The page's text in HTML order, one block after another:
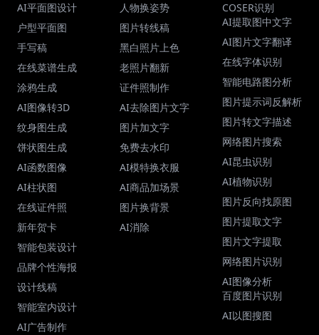
AI平面图设计
户型平面图
手写稿
在线菜谱生成
涂鸦生成
AI图像转3D
纹身图生成
饼状图生成
AI函数图像
AI柱状图
在线证件照
新年贺卡
智能包装设计
品牌个性海报
设计线稿
智能室内设计
AI广告制作
人物换姿势
图片转线稿
黑白照片上色
老照片翻新
证件照制作
AI去除图片文字
图片加文字
免费去水印
AI模特换衣服
AI商品加场景
图片换背景
AI消除
COSER识别
AI提取图中文字
AI图片文字翻译
在线字体识别
智能电路图分析
图片提示词反解析
图片转文字描述
网络图片搜索
AI昆虫识别
AI植物识别
图片反向找原图
图片提取文字
图片文字提取
网络图片识别
AI图像分析
百度图片识别
AI以图搜图